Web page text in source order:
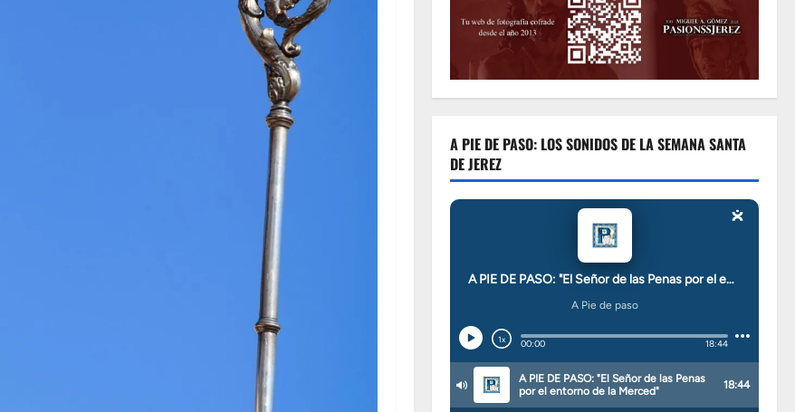
A PIE DE PASO: LOS SONIDOS DE LA SEMANA SANTA
DE JEREZ